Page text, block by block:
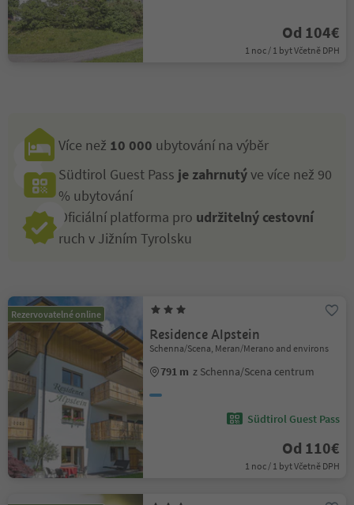
Od 104€
1 noc / 1 byt Včetně DPH
Více než 10 000 ubytování na výběr
Südtirol Guest Pass je zahrnutýve více než 90
% ubytování
Oficiální platforma pro udržitelný cestovní
ruch v Jižním Tyrolsku
Rezervovatelné online
Residence Alpstein
Schenna/Scena, Meran/Merano and environs
791 m z Schenna/Scena centrum
Südtirol Guest Pass
Od 110€
1 noc / 1 byt Včetně DPH